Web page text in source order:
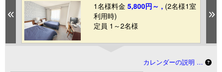
Previous
1名様料金 5,800円～ , (2名様1室
利用時)
定員 1～2名様
カレンダーの説明 …